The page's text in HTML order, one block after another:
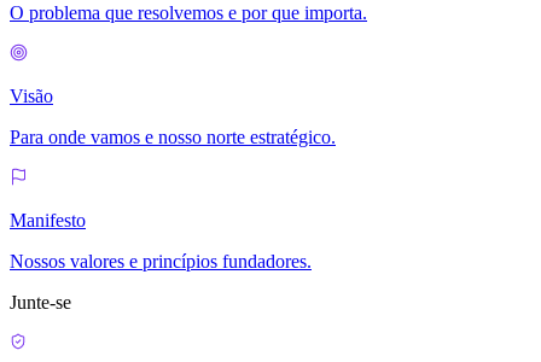
O problema que resolvemos e por que importa.
Visão
Para onde vamos e nosso norte estratégico.
Manifesto
Nossos valores e princípios fundadores.
Junte-se